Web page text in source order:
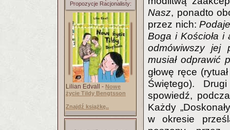
Propozycje Racjonalisty:
Lilian Edvall - Nowe
życie Tildy Bengtsson
Znajdź książkę..
Nasz, ponadto
przez nich:
Boga i Kościoła i
odmówiwszy jej
musiał odprawić
głowę ręce
Świętego).
spowiedź,
Każdy
w okresie